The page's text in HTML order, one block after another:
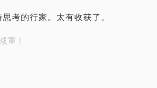
考的行家。太有收获了。
重！